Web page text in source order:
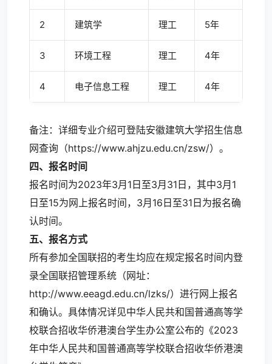
2 建筑学 理工 5年
3 环境工程 理工 4年
4 电子信息工程 理工 4年
备注：详细专业介绍可登陆安徽建筑大学招生信息
网查询（https://www.ahjzu.edu.cn/zsw/）。
四、报名时间
报名时间为2023年3月1日至3月31日，其中3月1
日至15为网上报名时间，3月16日至31日为报名确
认时间。
五、报名方式
所有参加全国联招的考生均应在规定报名时间内登
录全国联招管理系统（网址：
http://www.eeagd.edu.cn/lzks/）进行网上报名
和确认。具体情况详见中华人民共和国普通高等学
校联合招收华侨港澳台学生办公室公布的《2023
年中华人民共和国普通高等学校联合招收华侨港澳